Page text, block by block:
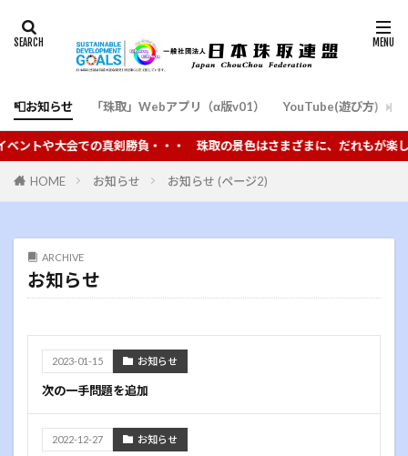
📮お知らせ 「珠取」Webアプリ（α版v01） YouTube(遊び方)
・・・ 珠取の景色はさまざまに、だれもが楽しめることを願い普及を推
HOME お知らせ お知らせ (ページ2)
ARCHIVE
お知らせ
2023-01-15 お知らせ
次の一手問題を追加
2022-12-27 お知らせ